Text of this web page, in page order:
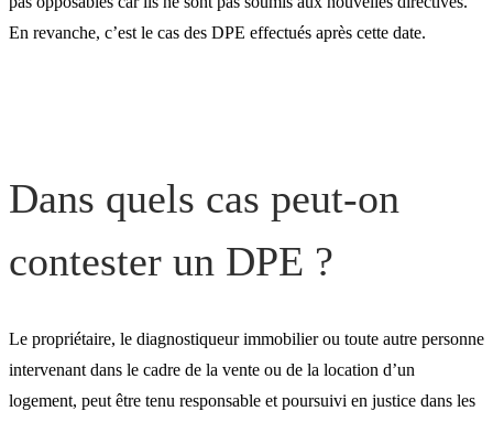
En revanche, c’est le cas des DPE effectués après cette date.
Dans quels cas peut-on
contester un DPE ?
Le propriétaire, le diagnostiqueur immobilier ou toute autre personne
intervenant dans le cadre de la vente ou de la location d’un
logement, peut être tenu responsable et poursuivi en justice dans les